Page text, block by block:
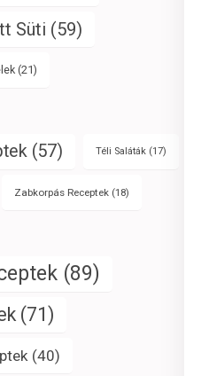
Süti (59)
(21)
(57) Téli Saláták (17)
Zabkorpás Receptek (18)
(89)
(71)
(40)